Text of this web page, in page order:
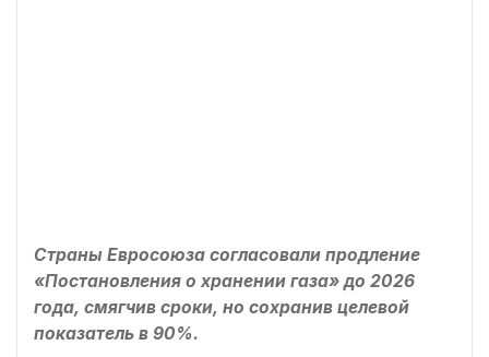
Страны Евросоюза согласовали продление
«Постановления о хранении газа» до 2026
года, смягчив сроки, но сохранив целевой
показатель в 90%.